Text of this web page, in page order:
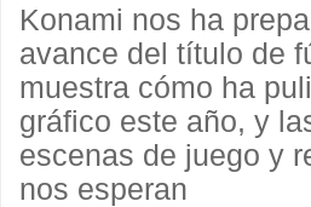
Konami nos ha
avance del título de
muestra cómo ha
gráfico este año, y
escenas de juego y
nos esperan